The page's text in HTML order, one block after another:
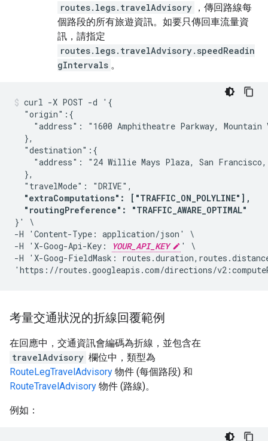
routes.legs.travelAdvisory ，傳回路線每
個路段的所有旅遊資訊。如要只傳回車流量資
訊，請指定
routes.legs.travelAdvisory.speedReadin
gIntervals 。
curl -X POST -d '{
  "origin":{
"address": "1600 Amphitheatre Parkway, Mountain
  },
  "destination":{
"address": "24 Willie Mays Plaza, San
  },
  "travelMode": "DRIVE",
"extraComputations": ["TRAFFIC_ON_POLYLINE"],
  "routingPreference": "TRAFFIC_AWARE_OPTIMAL"
}' \
-H 'Content-Type: application/json' \
-H 'X-Goog-Api-Key:
YOUR_API_KEY
' \
-H 'X-Goog-FieldMask:
'https://routes.googleapis.com/directions/
考量交通狀況的折線回覆範例
在回應中，交通資訊會編碼為折線，並包含在
travelAdvisory 欄位中，類型為
RouteLegTravelAdvisory 物件 (每個路段) 和
RouteTravelAdvisory 物件 (路線)。
例如：